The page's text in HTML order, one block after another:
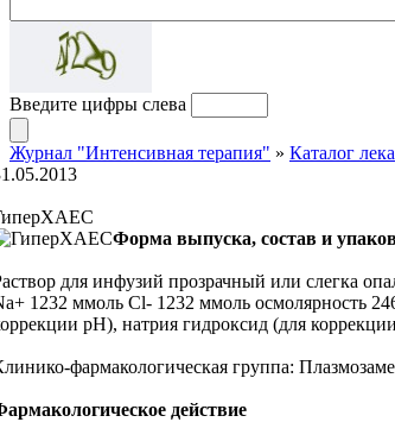
Введите цифры слева
Журнал "Интенсивная терапия" » Каталог
Форма выпуска, состав и
для инфузий прозрачный или слегка
1232 ммоль Cl- 1232 ммоль осмолярность
рН), натрия гидроксид (для
фармакологическая группа:
действие